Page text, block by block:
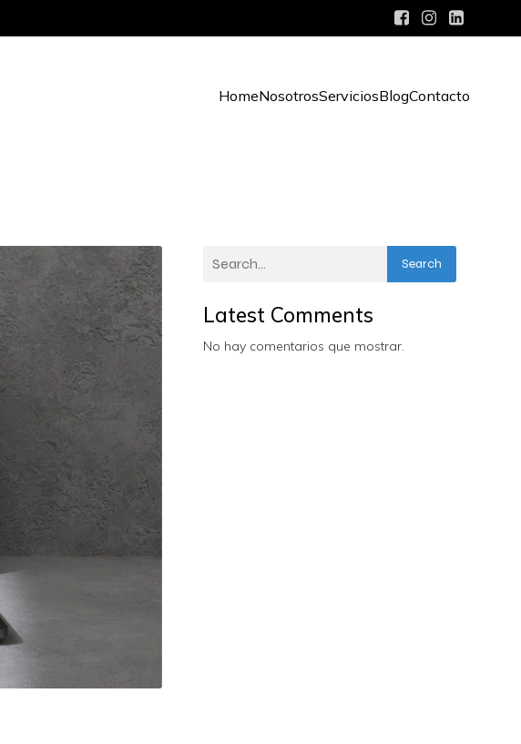
HomeNosotrosServiciosBlogContacto
Search
Latest Comments
No hay comentarios que mostrar.